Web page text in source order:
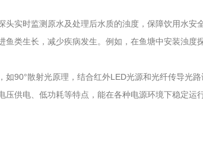
头实时监测原水及处理后水质的浊度，保障饮用水
鱼类生长，减少疾病发生。例如，在鱼塘中安装浊
如90°散射光原理，结合红外LED光源和光纤传导光
压供电、低功耗等特点，能在各种电源环境下稳定运